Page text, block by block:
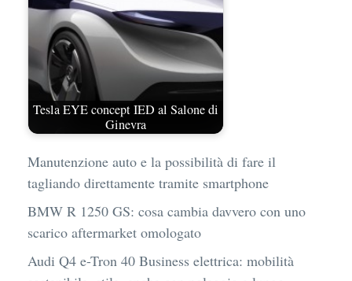
Tesla EYE concept IED al Salone di
Ginevra
Manutenzione auto e la possibilità di fare il
tagliando direttamente tramite smartphone
BMW R 1250 GS: cosa cambia davvero con uno
scarico aftermarket omologato
Audi Q4 e-Tron 40 Business elettrica: mobilità